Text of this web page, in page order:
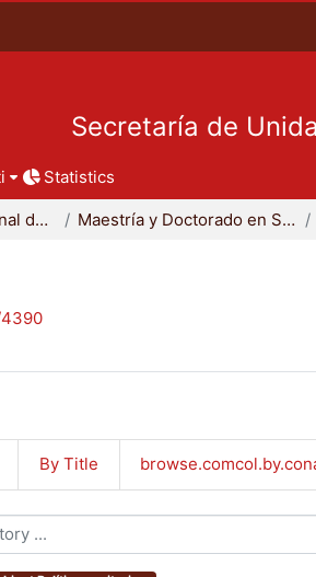
Secretaría de
Statistics
Coordinación Divisional de Posgrado Maestría y Doctorado en Sociología
4390
By Title